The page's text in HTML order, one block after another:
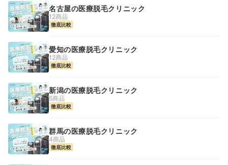
名古屋の医療脱毛クリニック
12商品
徹底比較
愛知の医療脱毛クリニック
12商品
徹底比較
新潟の医療脱毛クリニック
5商品
徹底比較
群馬の医療脱毛クリニック
4商品
徹底比較